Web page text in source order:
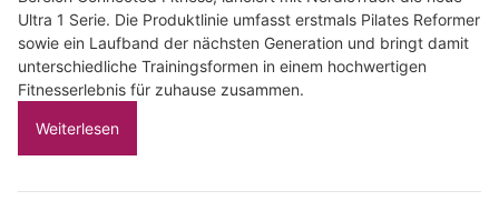
Ultra 1 Serie. Die Produktlinie umfasst erstmals Pilates Reformer
sowie ein Laufband der nächsten Generation und bringt damit
unterschiedliche Trainingsformen in einem hochwertigen
Fitnesserlebnis für zuhause zusammen.
Weiterlesen